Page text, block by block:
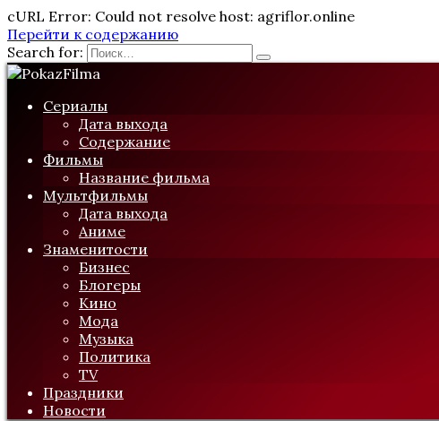
cURL Error: Could not resolve host: agriflor.online
Перейти к содержанию
Search for:
Сериалы
Дата выхода
Содержание
Фильмы
Название фильма
Мультфильмы
Дата выхода
Аниме
Знаменитости
Бизнес
Блогеры
Кино
Мода
Музыка
Политика
TV
Праздники
Новости